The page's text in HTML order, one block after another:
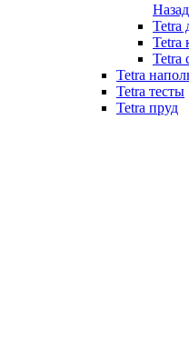
Назад
Tetra
Tetra
Tetra
Tetra
Tetra тесты
Tetra пруд